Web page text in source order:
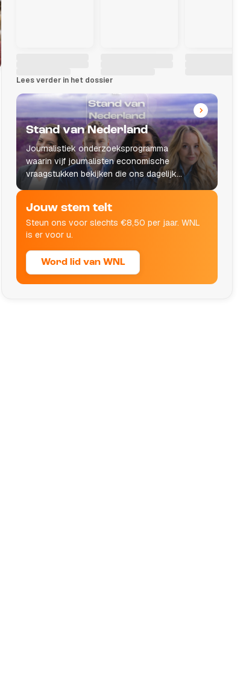
Lees verder in het dossier
Stand van Nederland
Journalistiek onderzoeksprogramma
waarin vijf journalisten economische
vraagstukken bekijken die ons dagelijks
leven raken.
Jouw stem telt
Steun ons voor slechts €8,50 per jaar. WNL
is er voor u.
Word lid van WNL